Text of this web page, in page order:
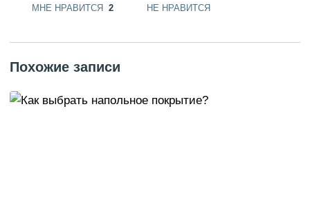
МНЕ НРАВИТСЯ 2 НЕ НРАВИТСЯ
Похожие записи